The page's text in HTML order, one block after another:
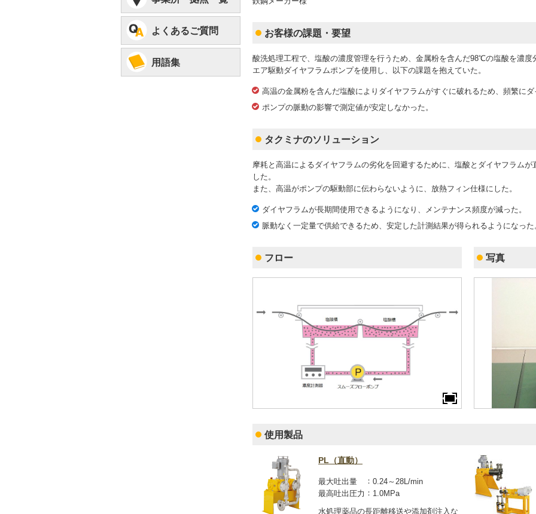
お客様の課題・要望
酸洗処理工程で、塩酸の濃度管理を行うため、金属粉を含んだ98℃の塩酸を濃度
エア駆動ダイヤフラムポンプを使用し、以下の課題を抱えていた。
高温の金属粉を含んだ塩酸によりダイヤフラムがすぐに破れるため、頻繁にダ
ポンプの脈動の影響で測定値が安定しなかった。
タクミナのソリューション
摩耗と高温によるダイヤフラムの劣化を回避するために、塩酸とダイヤフラム
した。
また、高温がポンプの駆動部に伝わらないように、放熱フィン仕様にした。
ダイヤフラムが長期間使用できるようになり、メンテナンス頻度が減った。
脈動なく一定量で供給できるため、安定した計測結果が得られるようになった
フロー 写真
使用製品
PL（直動）
最大吐出量
0.24～28L/min
最高吐出圧力
1.0MPa
水処理薬品の長距離移送や添加剤注入な
よくあるご質問
用語集